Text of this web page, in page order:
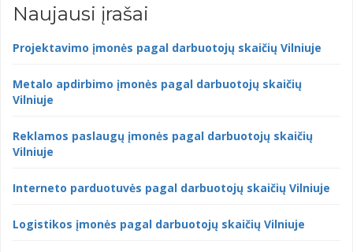
Naujausi įrašai
Projektavimo įmonės pagal darbuotojų skaičių Vilniuje
Metalo apdirbimo įmonės pagal darbuotojų skaičių
Vilniuje
Reklamos paslaugų įmonės pagal darbuotojų skaičių
Vilniuje
Interneto parduotuvės pagal darbuotojų skaičių Vilniuje
Logistikos įmonės pagal darbuotojų skaičių Vilniuje